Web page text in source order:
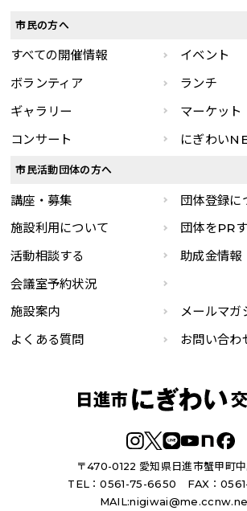
〒470-0122 愛知県日進市蟹甲町
TEL：0561-75-6650 FAX：
MAIL:
市民の方へ
すべての開催情報
イベント
ボランティア
ランチ
ギャラリー
マーケット
コンサート
にぎわい
市民活動団体の方へ
講座・募集
団体登録に
施設利用について
団体をPR
活動相談する
助成金情報
会議室予約状況
施設案内
メールマガ
よくある質問
お問い合わ